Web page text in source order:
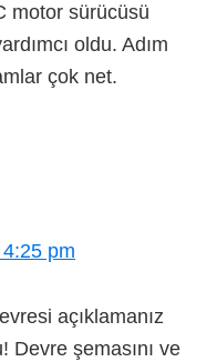
motor sürücüsü
oldu. Adım
çok net.
pm
açıklamanız
Devre şemasını ve